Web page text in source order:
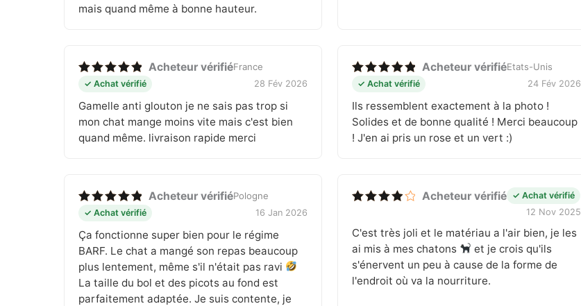
mais quand même à bonne hauteur.
Note5
Acheteur vérifiéFrance
✓ Achat vérifié 28 Fév 2026
Gamelle anti glouton je ne sais pas trop si
mon chat mange moins vite mais c'est bien
quand même. livraison rapide merci
Note5
Acheteur vérifiéEtats-Unis
✓ Achat vérifié 24 Fév 2026
Ils ressemblent exactement à la photo !
Solides et de bonne qualité ! Merci beaucoup
! J'en ai pris un rose et un vert :)
Note5
Acheteur vérifiéPologne
✓ Achat vérifié 16 Jan 2026
Ça fonctionne super bien pour le régime
BARF. Le chat a mangé son repas beaucoup
plus lentement, même s'il n'était pas ravi
La taille du bol et des picots au fond est
parfaitement adaptée. Je suis contente, je
Acheteur vérifié ✓ Achat vérifié
12 Nov 2025
C'est très joli et le matériau a l'air bien, je les
ai mis à mes chatons
et je crois qu'ils
s'énervent un peu à cause de la forme de
l'endroit où va la nourriture.